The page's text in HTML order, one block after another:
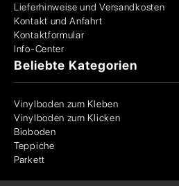
Lieferhinweise und Versandkosten
Kontakt und Anfahrt
Kontaktformular
Info-Center
Beliebte Kategorien
Vinylboden zum Kleben
Vinylboden zum Klicken
Bioboden
Teppiche
Parkett